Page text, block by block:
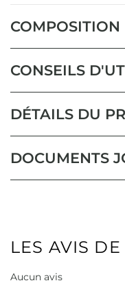
COMPOSITION
CONSEILS
DÉTAILS DU
DOCUMENTS
LES AVIS
Aucun avis